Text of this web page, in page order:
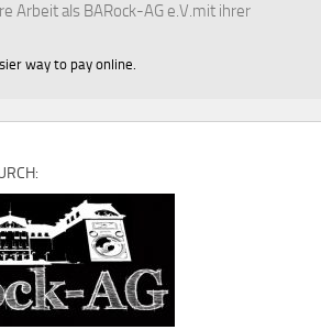
Arbeit als BARock-AG e.V.mit ihrer